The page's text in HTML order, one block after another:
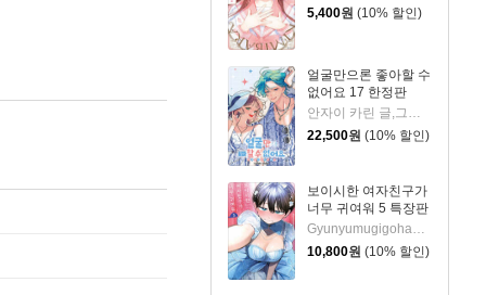
5,400원 (10% 할인)
얼굴만으론 좋아할 수
없어요 17 한정판
안자이 카린 글,그림/이소연 역
22,500원 (10% 할인)
보이시한 여자친구가
너무 귀여워 5 특장판
Gyunyumugigohan 글,그림/심이슬 역
10,800원 (10% 할인)